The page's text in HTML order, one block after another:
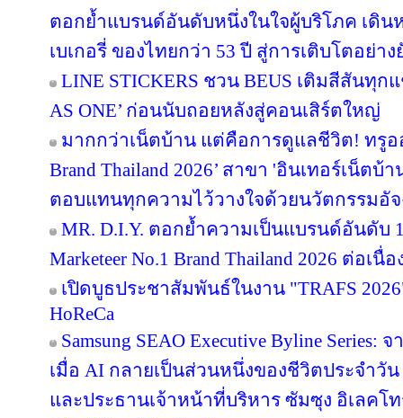
ตอกย้ำแบรนด์อันดับหนึ่งในใจผู้บริโภค เดิ
เบเกอรี่ ของไทยกว่า 53 ปี สู่การเติบโตอย่าง
LINE STICKERS ชวน BEUS เติมสีสันทุก
AS ONE’ ก่อนนับถอยหลังสู่คอนเสิร์ตใหญ่
มากกว่าเน็ตบ้าน แต่คือการดูแลชีวิต! ทรูอ
Brand Thailand 2026’ สาขา 'อินเทอร์เน็ตบ้
ตอบแทนทุกความไว้วางใจด้วยนวัตกรรมอั
MR. D.I.Y. ตอกย้ำความเป็นแบรนด์อันดับ
Marketeer No.1 Brand Thailand 2026 ต่อเนื่
เปิดบูธประชาสัมพันธ์ในงาน "TRAFS
HoReCa
Samsung SEAO Executive Byline
เมื่อ AI กลายเป็นส่วนหนึ่งของชีวิตประจำวั
และประธานเจ้าหน้าที่บริหาร ซัมซุง อิเลค